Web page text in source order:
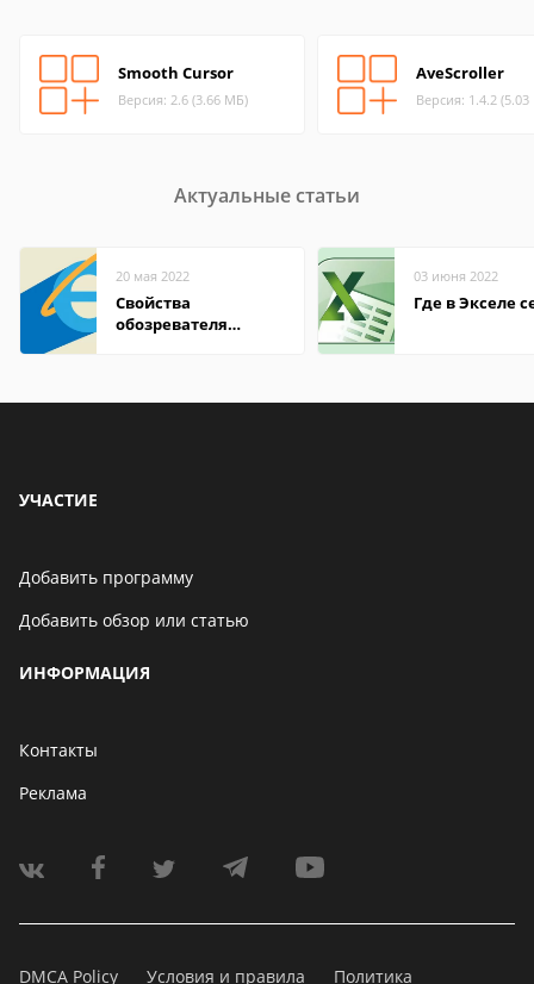
Smooth Cursor
Версия: 2.6 (3.66 МБ)
AveScroller
Версия: 1.4.2
Актуальные статьи
20 мая 2022
Свойства
обозревателя
03 июня 2022
Где в Экселе
УЧАСТИЕ
Добавить программу
Добавить обзор или статью
ИНФОРМАЦИЯ
Контакты
Реклама
DMCA Policy Условия и правила Политика